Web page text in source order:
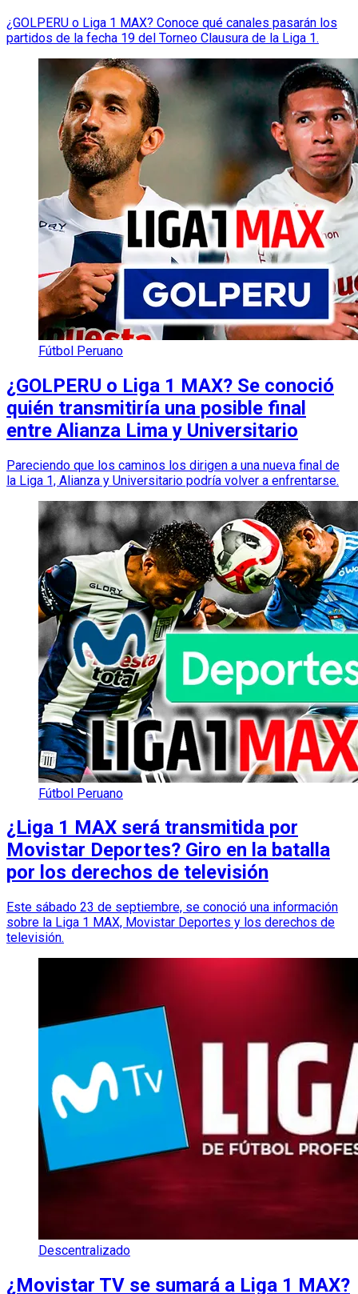
¿GOLPERU o Liga 1 MAX? Conoce qué canales pasarán los
partidos de la fecha 19 del Torneo Clausura de la Liga 1.
Fútbol Peruano
¿GOLPERU o Liga 1 MAX? Se conoció
quién transmitiría una posible final
entre Alianza Lima y Universitario
Pareciendo que los caminos los dirigen a una nueva final de
la Liga 1, Alianza y Universitario podría volver a enfrentarse.
Fútbol Peruano
¿Liga 1 MAX será transmitida por
Movistar Deportes? Giro en la batalla
por los derechos de televisión
Este sábado 23 de septiembre, se conoció una información
sobre la Liga 1 MAX, Movistar Deportes y los derechos de
televisión.
Descentralizado
¿Movistar TV se sumará a Liga 1 MAX?